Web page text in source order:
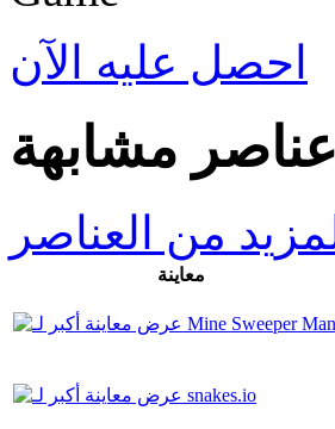
احصل عليه الآن
عناصر مشابهة
من العناصر
معاينة